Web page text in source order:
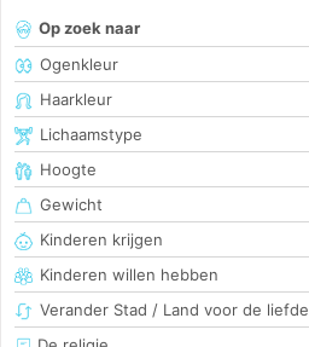
Op zoek naar
Ogenkleur
Haarkleur
Lichaamstype
Hoogte
Gewicht
Kinderen krijgen
Kinderen willen hebben
Verander Stad / Land voor de liefde